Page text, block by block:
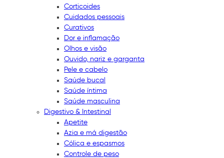
Corticoides
Cuidados pessoais
Curativos
Dor e inflamação
Olhos e visão
Ouvido, nariz e garganta
Pele e cabelo
Saúde bucal
Saúde íntima
Saúde masculina
Digestivo & Intestinal
Apetite
Azia e má digestão
Cólica e espasmos
Controle de peso